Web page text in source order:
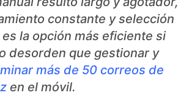
constante y selección
la opción más eficiente si
desorden que gestionar y
más de 50 correos de
en el móvil.